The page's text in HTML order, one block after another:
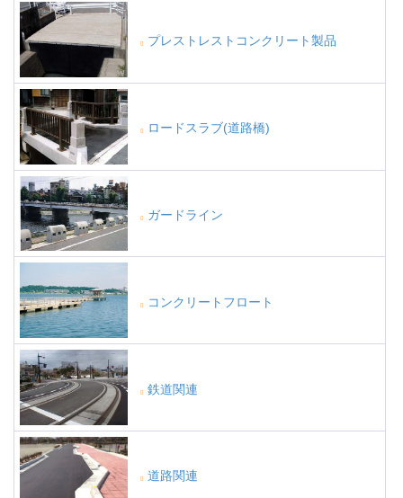
プレストレストコンクリート製品
ロードスラブ(道路橋)
ガードライン
コンクリートフロート
鉄道関連
道路関連